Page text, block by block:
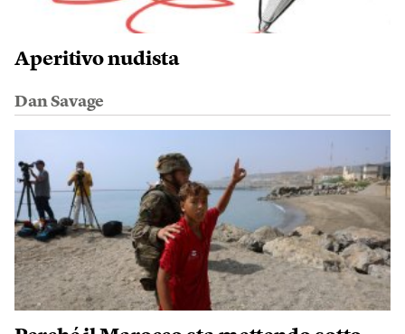
Aperitivo nudista
Dan Savage